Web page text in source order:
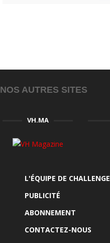
NOS AUTRES SITES
VH.MA
L'ÉQUIPE DE CHALLENGE
PUBLICITÉ
ABONNEMENT
CONTACTEZ-NOUS